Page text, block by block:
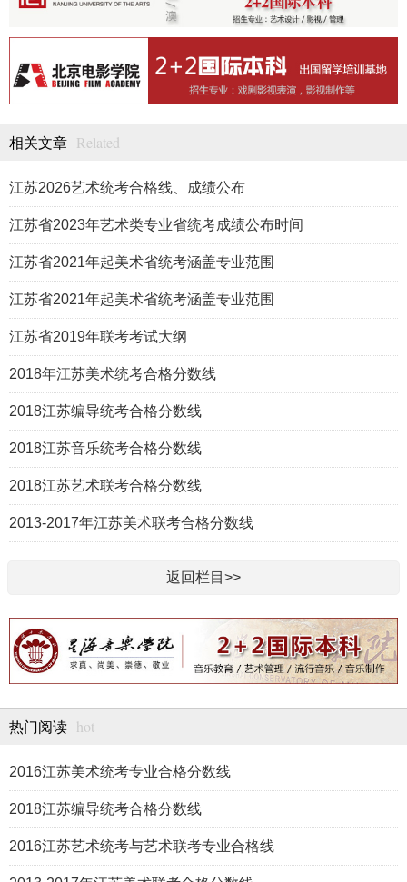
相关文章 Related
江苏2026艺术统考合格线、成绩公布
江苏省2023年艺术类专业省统考成绩公布时间
江苏省2021年起美术省统考涵盖专业范围
江苏省2021年起美术省统考涵盖专业范围
江苏省2019年联考考试大纲
2018年江苏美术统考合格分数线
2018江苏编导统考合格分数线
2018江苏音乐统考合格分数线
2018江苏艺术联考合格分数线
2013-2017年江苏美术联考合格分数线
返回栏目>>
热门阅读 hot
2016江苏美术统考专业合格分数线
2018江苏编导统考合格分数线
2016江苏艺术统考与艺术联考专业合格线